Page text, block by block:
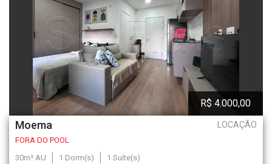
Moema LOCAÇÃO
R$ 4.000,00
FORA DO POOL
30m² AU
1 Dorm(s) 1 Suíte(s)